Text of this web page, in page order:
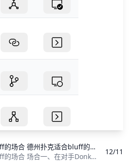
德州扑克适合bluff的场合 德州扑克适合bluff的场合
德州扑克适合bluff的场合 场合一、在对手Donk的时候BluffRaise 按照肥仔的经验，玩家们很少用强牌去Donk，因为他们担心这种打法
12/11